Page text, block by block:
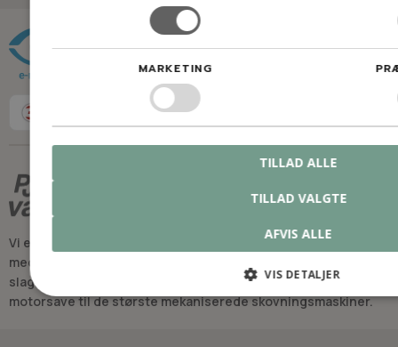
Vi er Danmarks suverænt mest velassorterede forretning
med professionelt udstyr, reservedele og sliddele til alle
slags motoriserede skovningsredskaber - fra de mindste
motorsave til de største mekaniserede skovningsmaskiner.
MARKETING
TILLAD VALGTE
TILLAD ALLE
AFVIS ALLE
VIS DETALJER